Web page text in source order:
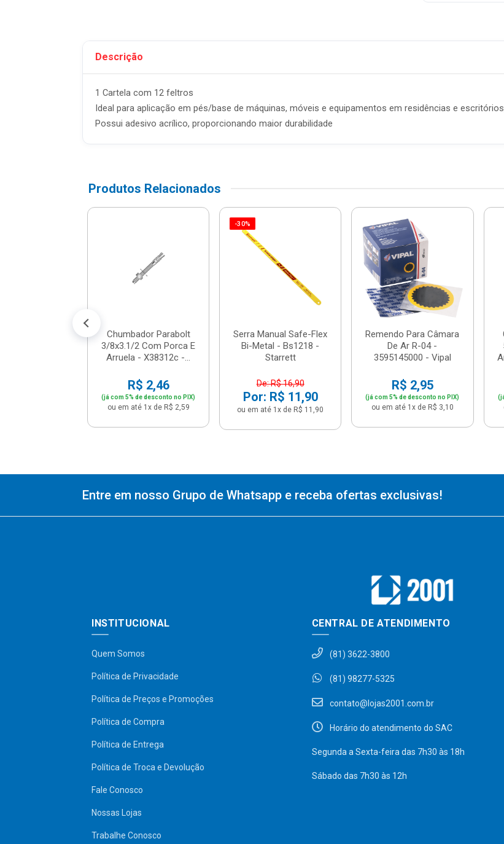
Descrição
1 Cartela com 12 feltros
Ideal para aplicação em pés/base de máquinas, móveis e equipamentos em residências e
Possui adesivo acrílico, proporcionando maior durabilidade
Produtos Relacionados
Chumbador Parabolt
3/8x3.1/2 Com Porca E
Arruela - X38312c -...
R$ 2,46
(já com 5% de desconto no PIX)
ou em até 1x de R$ 2,59
-30%
Serra Manual Safe-Flex
Bi-Metal - Bs1218 -
Starrett
De: R$ 16,90
Por: R$ 11,90
ou em até 1x de R$ 11,90
Remendo Para Câmara
De Ar R-04 -
3595145000 - Vipal
R$ 2,95
(já com 5% de desconto no PIX)
ou em até 1x de R$ 3,10
Entre em nosso Grupo de Whatsapp e receba ofertas exclusivas!
INSTITUCIONAL
Quem Somos
Política de Privacidade
Política de Preços e Promoções
Política de Compra
Política de Entrega
Política de Troca e Devolução
Fale Conosco
Nossas Lojas
Trabalhe Conosco
CENTRAL DE ATENDIMENTO
(81) 3622-3800
(81) 98277-5325
contato@lojas2001.com.br
Horário do atendimento do SAC
Segunda a Sexta-feira das 7h30 às 18h
Sábado das 7h30 às 12h